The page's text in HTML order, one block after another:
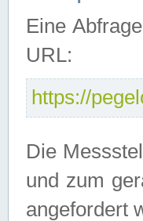
Eine
URL:
https://
Die
und zum
angefordert